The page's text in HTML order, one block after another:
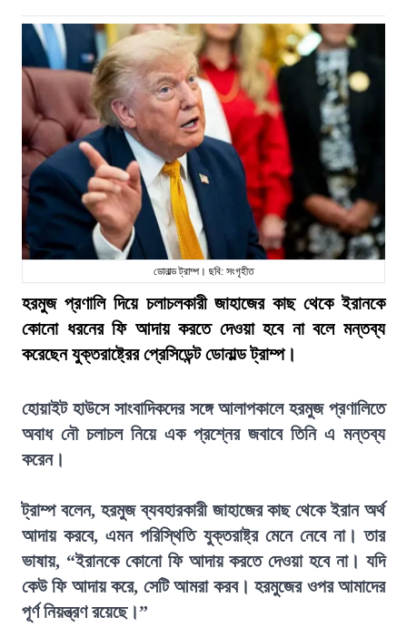
ডোনাল্ড ট্রাম্প। ছবি: সংগৃহীত
হরমুজ প্রণালি দিয়ে চলাচলকারী জাহাজের কাছ থেকে ইরানকে
কোনো ধরনের ফি আদায় করতে দেওয়া হবে না বলে মন্তব্য
করেছেন যুক্তরাষ্ট্রের প্রেসিডেন্ট ডোনাল্ড ট্রাম্প।
হোয়াইট হাউসে সাংবাদিকদের সঙ্গে আলাপকালে হরমুজ প্রণালিতে
অবাধ নৌ চলাচল নিয়ে এক প্রশ্নের জবাবে তিনি এ মন্তব্য
করেন।
ট্রাম্প বলেন, হরমুজ ব্যবহারকারী জাহাজের কাছ থেকে ইরান অর্থ
আদায় করবে, এমন পরিস্থিতি যুক্তরাষ্ট্র মেনে নেবে না। তার
ভাষায়, “ইরানকে কোনো ফি আদায় করতে দেওয়া হবে না। যদি
কেউ ফি আদায় করে, সেটি আমরা করব। হরমুজের ওপর আমাদের
পূর্ণ নিয়ন্ত্রণ রয়েছে।”